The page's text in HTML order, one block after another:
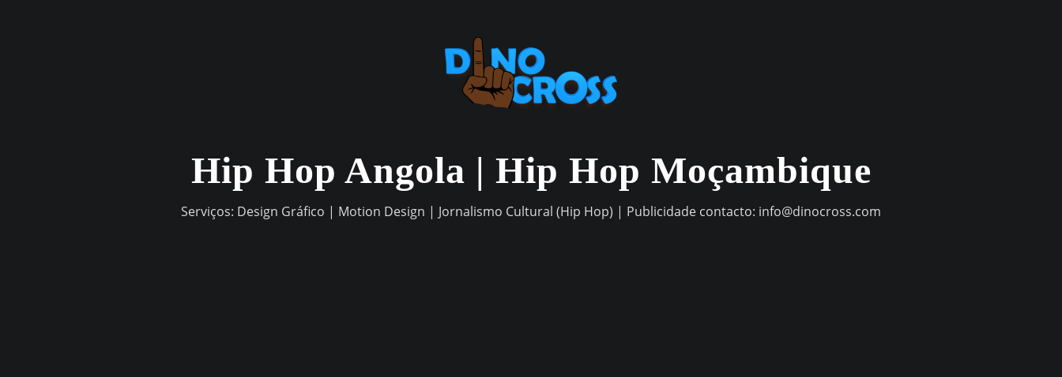
Hip Hop Angola | Hip Hop Moçambique
Serviços: Design Gráfico | Motion Design | Jornalismo Cultural (Hip Hop) | Publicidade contacto: info@dinocross.com